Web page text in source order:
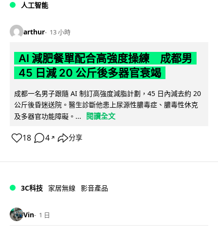
人工智能
arthur 13 小時
AI 減肥餐單配合高強度操練 成都男
45 日減 20 公斤後多器官衰竭
成都一名男子跟隨 AI 制訂高強度減脂計劃，45 日內減去約 20
公斤後昏迷送院。醫生診斷他患上尿源性膿毒症、膿毒性休克
及多器官功能障礙。...
閱讀全文
18 4 ↗ 分享
3C科技 家居無線 影音產品
Vin 1 日